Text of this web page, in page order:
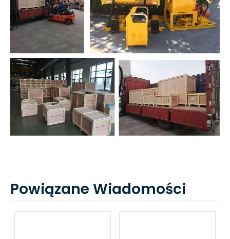
Powiązane Wiadomości